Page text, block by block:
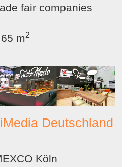
fair companies
m2
Deutschland
Köln